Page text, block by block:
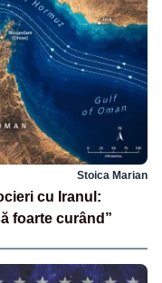
Stoica Marian
cu Iranul:
foarte curând”